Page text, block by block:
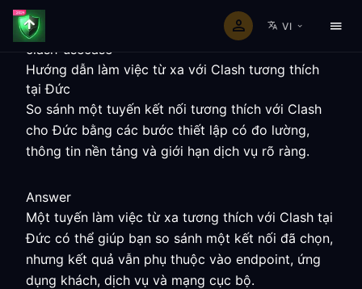
VI
clash-usecase
Hướng dẫn làm việc từ xa với Clash tương thích
tại Đức
So sánh một tuyến kết nối tương thích với Clash
cho Đức bằng các bước thiết lập có đo lường,
thông tin nền tảng và giới hạn dịch vụ rõ ràng.
Answer
Một tuyến làm việc từ xa tương thích với Clash tại
Đức có thể giúp bạn so sánh một kết nối đã chọn,
nhưng kết quả vẫn phụ thuộc vào endpoint, ứng
dụng khách, dịch vụ và mạng cục bộ.